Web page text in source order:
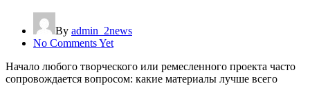
By admin_2news
No Comments Yet
Начало любого творческого или ремесленного проекта часто
сопровождается вопросом: какие материалы лучше всего